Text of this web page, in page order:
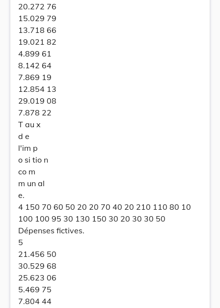
20.272 76
15.029 79
13.718 66
19.021 82
4.899 61
8.142 64
7.869 19
12.854 13
29.019 08
7.878 22
T au x
d e
l'im p
o si tio n
co m
m un al
e.
4 150 70 60 50 20 20 70 40 20 210 110 80 10
100 100 95 30 130 150 30 20 30 30 50
Dépenses fictives.
5
21.456 50
30.529 68
25.623 06
5.469 75
7.804 44